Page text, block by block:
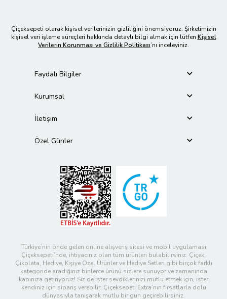
Çiçeksepeti olarak kişisel verilerinizin gizliliğini önemsiyoruz. Şirketimizin
kişisel veri işleme süreçleri hakkında detaylı bilgi almak için lütfen Kişisel
Verilerin Korunması ve Gizlilik Politikası’nı inceleyiniz.
Faydalı Bilgiler
Kurumsal
İletişim
Özel Günler
Türkiye’nin önde gelen online alışveriş sitesi ve mobil uygulaması
Çiçeksepeti’nde, ihtiyacınız olan tüm ürünleri bulabilirsiniz. Çiçek,
Çikolata, Hediye, Kişiye Özel Ürünler ve Hediye Setleri gibi birçok farklı
kategoride aradığınız binlerce ürünü sizlere sunuyor ve zamanında
kapınıza getiriyoruz! Siz de ister sevdiklerinizi mutlu etmek için, ister
kendiniz için sipariş verebilir; Çiçeksepeti Extra’nın fırsatlarla dolu
dünyasıyla tanışarak mutlu bir gün geçirebilirsiniz.